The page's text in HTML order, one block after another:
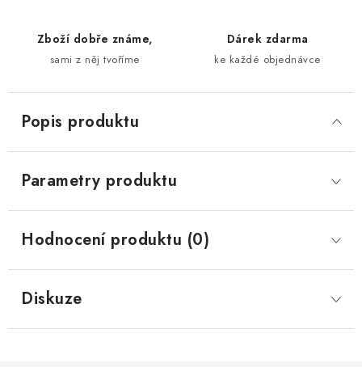
Zboží dobře známe,
sami z něj tvoříme
Dárek zdarma
ke každé objednávce
Popis produktu
Parametry produktu
Hodnocení produktu (0)
Diskuze